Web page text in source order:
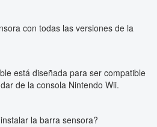
con todas las versiones de la
está diseñada para ser compatible
de la consola Nintendo Wii.
la barra sensora?